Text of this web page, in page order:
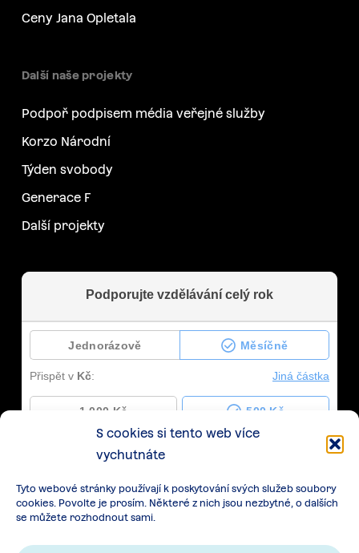
S cookies si tento web více
vychutnáte
Tyto webové stránky používají k poskytování svých služeb soubory
cookies. Povolte je prosím. Některé z nich jsou nezbytné, o dalších
se můžete rozhodnout sami.
Ceny Jana Opletala
Další naše projekty
Podpoř podpisem média veřejné služby
Korzo Národní
Týden svobody
Generace F
Další projekty